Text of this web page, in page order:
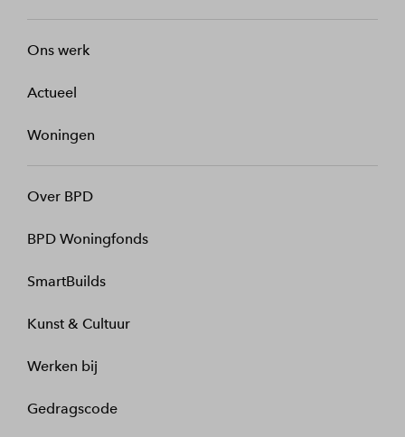
Ons werk
Actueel
Woningen
Over BPD
BPD Woningfonds
SmartBuilds
Kunst & Cultuur
Werken bij
Gedragscode